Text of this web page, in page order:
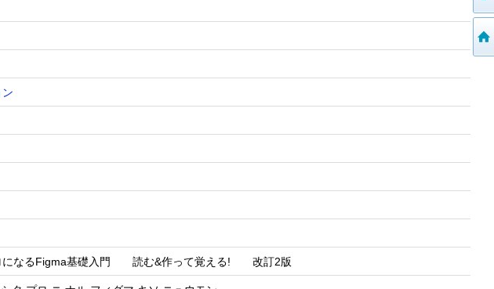
になるFigma基礎入門 読む&作って覚える! 改訂2版